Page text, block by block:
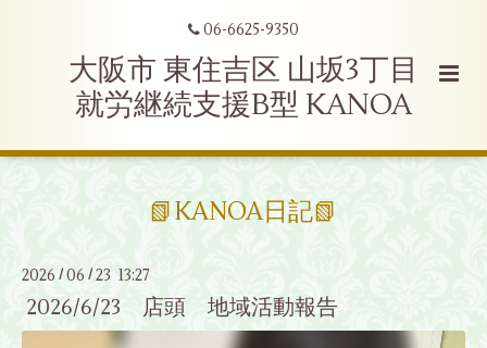
06-6625-9350
大阪市 東住吉区 山坂3丁目
就労継続支援B型 KANOA
📗KANOA日記📗
2026 /06 /23 13:27
2026/6/23 店頭 地域活動報告